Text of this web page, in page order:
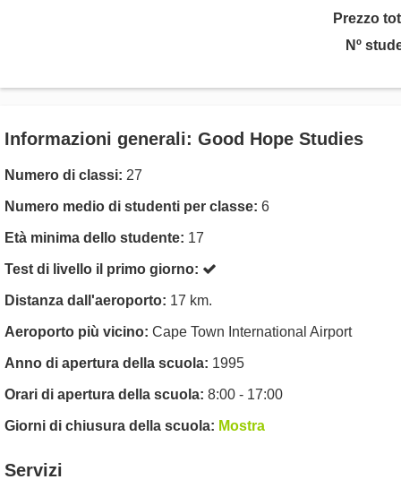
Prezzo
Nº
Informazioni generali: Good Hope Studies
Numero di classi: 27
Numero medio di studenti per classe: 6
Età minima dello studente: 17
Test di livello il primo giorno:
Distanza dall'aeroporto: 17 km.
Aeroporto più vicino: Cape Town International Airport
Anno di apertura della scuola: 1995
Orari di apertura della scuola: 8:00 - 17:00
Giorni di chiusura della scuola: Mostra
Servizi